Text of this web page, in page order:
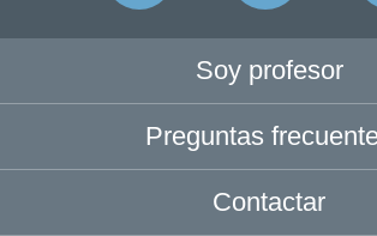
Soy profesor
Preguntas
Contactar